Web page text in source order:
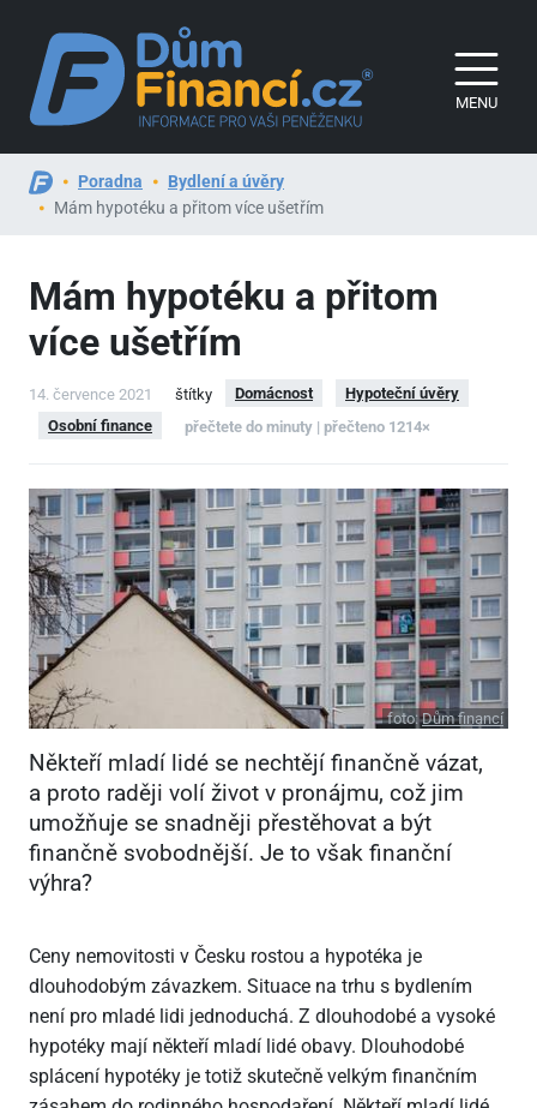
MENU
Poradna
Bydlení a úvěry
Mám hypotéku a přitom více ušetřím
Mám hypotéku a přitom
více ušetřím
14. července 2021 štítky Domácnost
Hypoteční úvěry
Osobní finance
přečtete do minuty | přečteno 1214×
foto:Dům financí
Někteří mladí lidé se nechtějí finančně vázat,
a proto raději volí život v pronájmu, což jim
umožňuje se snadněji přestěhovat a být
finančně svobodnější. Je to však finanční
výhra?
Ceny nemovitosti v Česku rostou a hypotéka je
dlouhodobým závazkem. Situace na trhu s bydlením
není pro mladé lidi jednoduchá. Z dlouhodobé a vysoké
hypotéky mají někteří mladí lidé obavy. Dlouhodobé
splácení hypotéky je totiž skutečně velkým finančním